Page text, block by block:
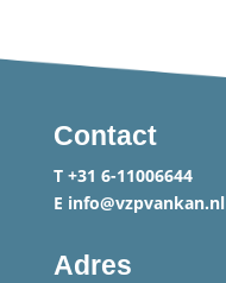
Contact
T +31 6-11006644
E info@vzpvankan.nl
Adres